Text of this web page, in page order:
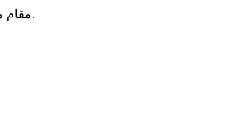
مقام معظم رهبری: در طول تاریخ، رنگ های گوناگون بر سیاست این کشور پهناور سایه افکند؛ اما رنگ ثابت مردم گیلان، رنگ ایمان بود.